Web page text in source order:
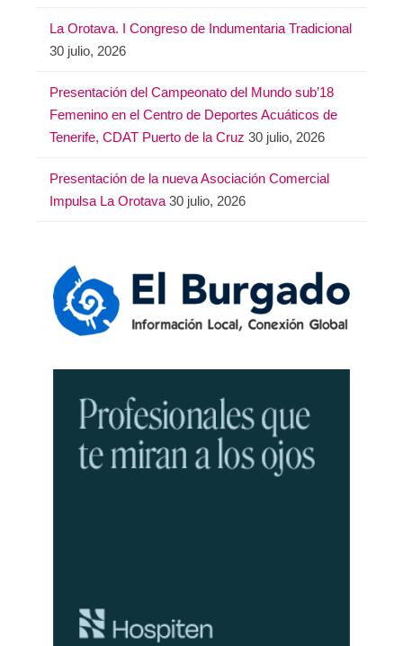
La Orotava. I Congreso de Indumentaria Tradicional
30 julio, 2026
Presentación del Campeonato del Mundo sub’18
Femenino en el Centro de Deportes Acuáticos de
Tenerife, CDAT Puerto de la Cruz 30 julio, 2026
Presentación de la nueva Asociación Comercial
Impulsa La Orotava 30 julio, 2026